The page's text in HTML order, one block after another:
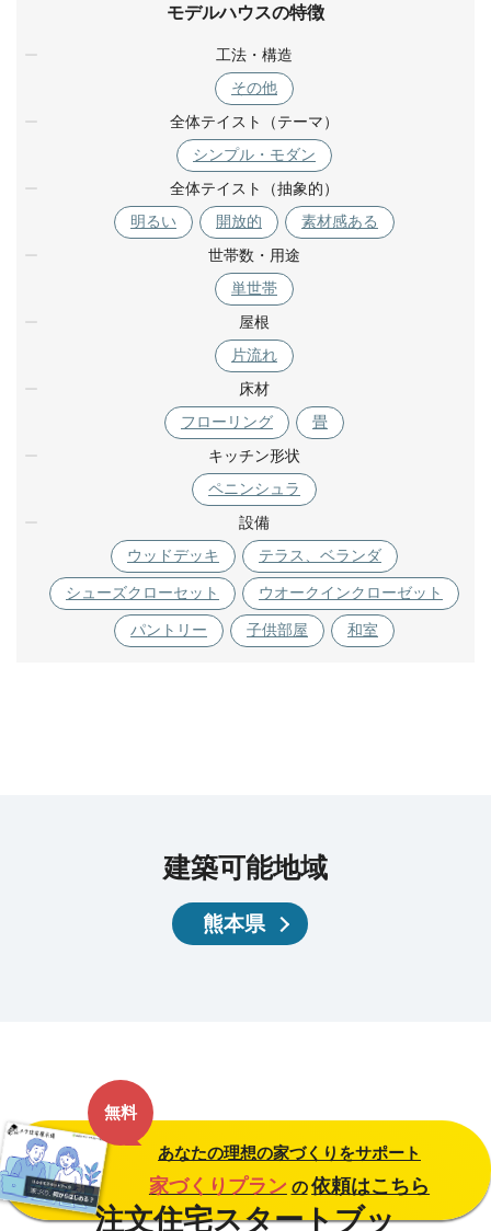
モデルハウスの特徴
工法・構造
その他
全体テイスト（テーマ）
シンプル・モダン
全体テイスト（抽象的）
明るい
開放的
素材感ある
世帯数・用途
単世帯
屋根
片流れ
床材
フローリング
畳
キッチン形状
ペニンシュラ
設備
ウッドデッキ
テラス、ベランダ
シューズクローセット ウオークインクローゼット
パントリー 子供部屋 和室
建築可能地域
熊本県
無料
あなたの理想の家づくりをサポート
家づくりプラン の 依頼はこちら